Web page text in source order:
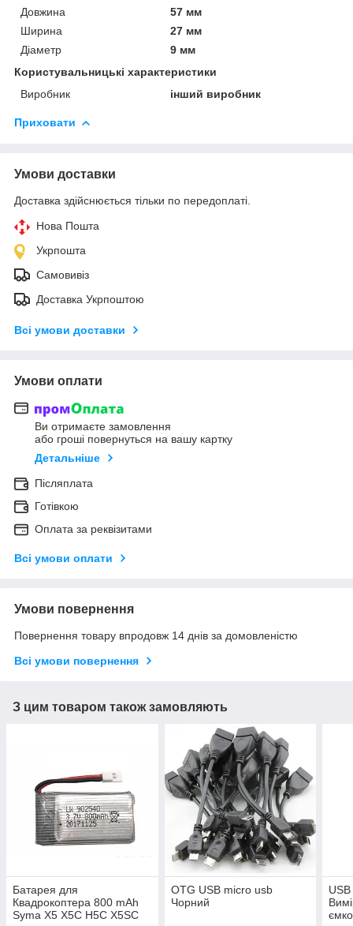
Довжина
57 мм
Ширина
27 мм
Діаметр
9 мм
Користувальницькі характеристики
Виробник
інший виробник
Приховати
Умови доставки
Доставка здійснюється тільки по передоплаті.
Нова Пошта
Укрпошта
Самовивіз
Доставка Укрпоштою
Всі умови доставки
Умови оплати
Ви отримаєте замовлення
або гроші повернуться на вашу картку
Детальніше
Післяплата
Готівкою
Оплата за реквізитами
Всі умови оплати
Умови повернення
Повернення товару впродовж 14 днів за домовленістю
Всі умови повернення
З цим товаром також замовляють
Батарея для
Квадрокоптера 800 mAh
Syma X5 X5C H5C X5SC
OTG USB micro usb
Чорний